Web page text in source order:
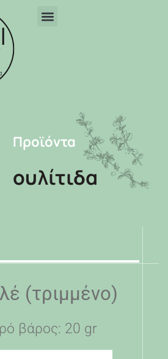
Προϊόντα
ουλίτιδα
(τριμμένο)
βάρος: 20 gr